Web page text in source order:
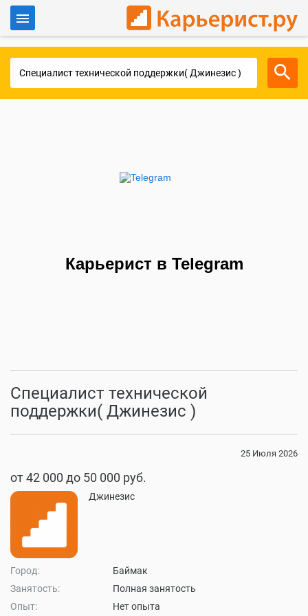
Для работодателей
Карьерист в Telegram
Специалист технической
поддержки( Джинезис )
25 Июля 2026
от 42 000 до 50 000 руб.
Джинезис
Город:
Баймак
Занятость:
Полная занятость
Опыт:
Нет опыта